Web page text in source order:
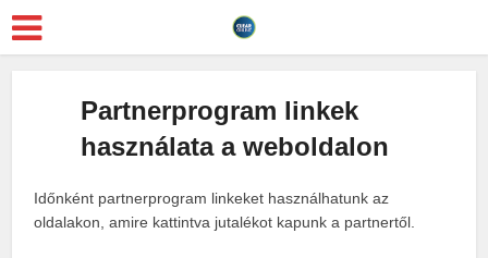
Partnerprogram linkek
használata a weboldalon
Időnként partnerprogram linkeket használhatunk az
oldalakon, amire kattintva jutalékot kapunk a partnertől.